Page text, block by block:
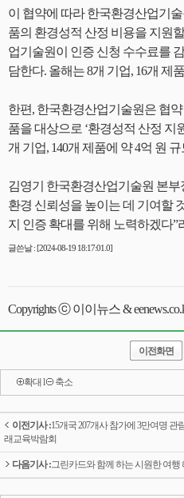
이 협약에 따라 한국환경산업기
품의 환경성적 산정 비용을 지원
업기술원이 인증 신청 수수료를
담한다. 올해는 8개 기업, 16개 제
한편, 한국환경산업기술원은 협
품을 대상으로 ‘환경성적 산정 지
개 기업, 140개 제품에 약 4억 원
김영기 한국환경산업기술원 본부
환경 신뢰성을 높이는 데 기여할
지 인증 확대를 위해 노력하겠다”
글쓴날 : [2024-08-19 18:17:01.0]
Copyrights ⓒ 이이뉴스 &
이전화면
확대 l 축소
이전기사 :15개국 207개사 참가에 3만여명 관
래교육박람회
다음기사 :그린카드와 함께 하는 시원한 여행